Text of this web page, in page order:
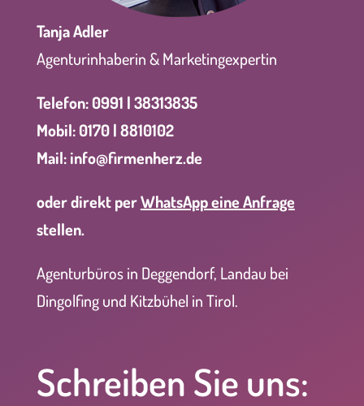
Tanja Adler
Agenturinhaberin & Marketingexpertin
Telefon: 0991 | 38313835
Mobil: 0170 | 8810102
Mail:info@firmenherz.de
oder direkt perWhatsApp eine Anfrage
stellen.
Agenturbüros in Deggendorf, Landau bei
Dingolfing und Kitzbühel in Tirol.
Schreiben Sie uns: